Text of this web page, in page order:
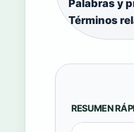
Palabras y
Términos
RESUMEN